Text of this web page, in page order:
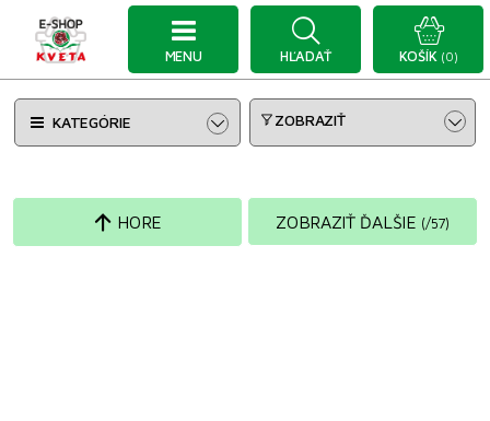
MENU HĽADAŤ KOŠÍK (0)
KATEGÓRIE ZOBRAZIŤ
ZOBRAZIŤ ĎALŠIE (/57)
HORE